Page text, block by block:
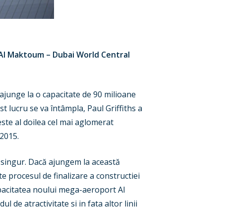
Maktoum – Dubai World Central
la o capacitate de 90 milioane
lucru se va întâmpla, Paul Griffiths a
al doilea cel mai aglomerat
Dacă ajungem la această
procesul de finalizare a constructiei
noului mega-aeroport Al
de atractivitate si in fata altor linii